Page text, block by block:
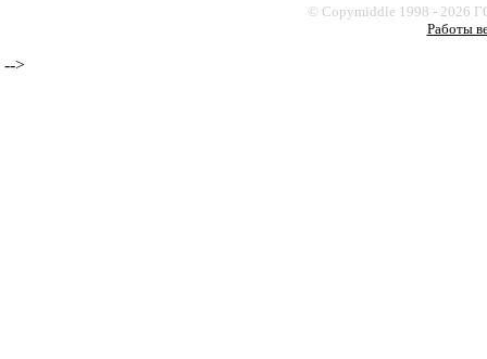
© Copymiddle 1998 - 2026
Работы
-->